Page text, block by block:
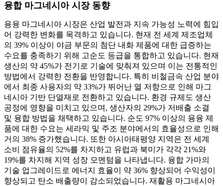
융합 마그네시아 시장 동향
용융 마그네시아 시장은 산업 발전과 지속 가능성 노력에 힘입
어 강력한 변화를 목격하고 있습니다. 현재 전 세계 제조업체
의 39% 이상이 야금 부문의 첨단 내화 제품에 대한 급증하는
수요를 충족하기 위해 고순도 등급을 통합하고 있습니다. 현재
생산의 약 45%가 전기로 기술에 맞춰져 있으며 이는 전통적인
방법에서 강력한 전환을 반영합니다. 특히 비철금속 산업 분야
에서 최종 사용자의 약 33%가 뛰어난 열 저항으로 인해 마그
네시아 기반 단열재로 전환하고 있습니다. 환경 규제도 생산
공정에 영향을 미치고 있으며, 생산자의 29%가 저배출 소결
및 융합 방법을 채택하고 있습니다. 순도 97% 이상의 용융 제
품에 대한 수요는 세라믹 및 주조 분야에서의 효율성으로 인해
거의 38% 증가했습니다. 또한 아시아태평양 지역은 전 세계
소비 점유율의 52%를 차지하고 유럽과 북미가 각각 21%와
19%를 차지해 지역 성장 모멘텀을 나타냅니다. 융합 가마의
기술 업그레이드로 에너지 효율이 약 36% 향상되어 수익성이
향상되고 탄소 배출량이 감소되었습니다. 재활용 마그네시아